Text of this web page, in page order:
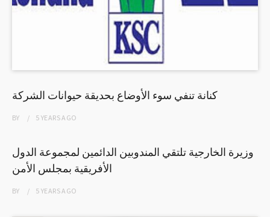
كنانة تنفي سوء الأوضاع بحديقة حيوانات الشركة
BY 5 YEARSAGO
وزيرة الخارجية تلتقي المندوبين الدائمين لمجموعة الدول
الأفريقية بمجلس الأمن
BY 5 YEARSAGO